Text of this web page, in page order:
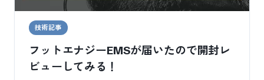
技術記事
フットエナジーEMSが届いたので開封レ
ビューしてみる！